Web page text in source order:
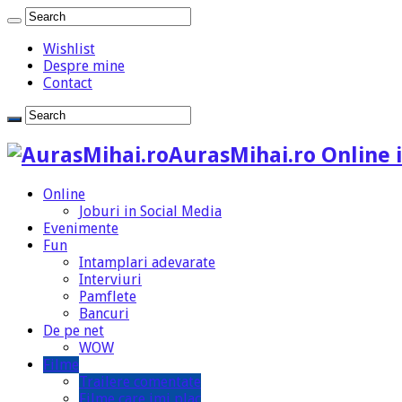
Wishlist
Despre mine
Contact
AurasMihai.ro Online
Online
Joburi in Social Media
Evenimente
Fun
Intamplari adevarate
Interviuri
Pamflete
Bancuri
De pe net
WOW
Filme
Trailere comentate